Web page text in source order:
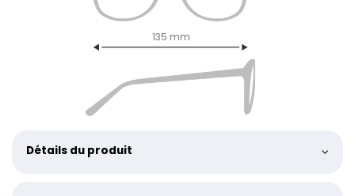
135 mm
Détails du produit